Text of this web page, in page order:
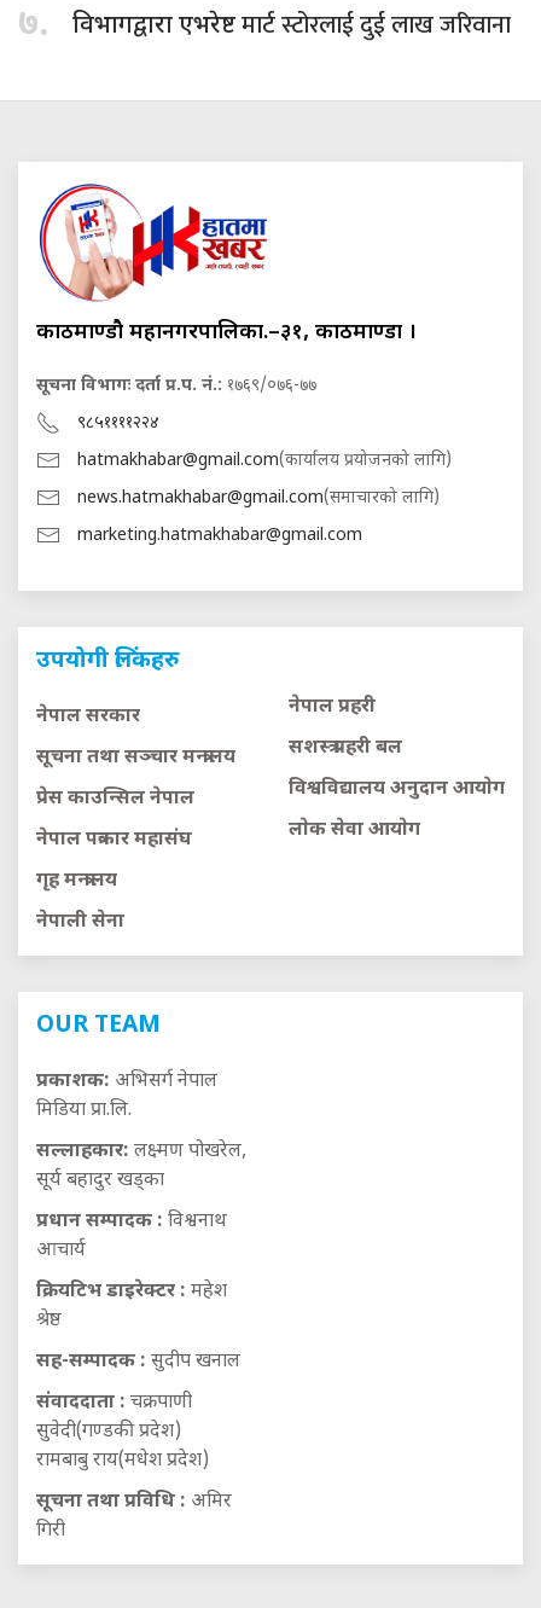
७. विभागद्वारा एभरेष्टमार्ट स्टोरलाई दुई लाख जरिवाना
काठमाण्डौ महानगरपालिका.–३१, काठमाण्डौं ।
सूचना विभागः दर्ता प्र.प. नं.: १७६९/०७६-७७
९८५११११२२४
hatmakhabar@gmail.com(कार्यालय प्रयोजनको लागि)
news.hatmakhabar@gmail.com(समाचारको लागि)
marketing.hatmakhabar@gmail.com
उपयोगी लिंकहरु
नेपाल सरकार
सूचना तथा सञ्चार मन्त्रालय
प्रेस काउन्सिल नेपाल
नेपाल पत्रकार महासंघ
गृह मन्त्रालय
नेपाली सेना
नेपाल प्रहरी
सशस्त्र प्रहरी बल
विश्वविद्यालय अनुदान आयाेग
लाेक सेवा आयाेग
OUR TEAM
प्रकाशक: अभिसर्ग नेपाल
मिडिया प्रा.लि.
सल्लाहकार: लक्ष्मण पोखरेल,
सूर्य बहादुर खड्का
प्रधान सम्पादक : विश्वनाथ
आचार्य
क्रियटिभ डाइरेक्टर : महेश
श्रेष्ठ
सह-सम्पादक : सुदीप खनाल
संवाददाता : चक्रपाणी
सुवेदी(गण्डकी प्रदेश)
रामबाबु राय(मधेश प्रदेश)
सूचना तथा प्रविधि : अमिर
गिरी